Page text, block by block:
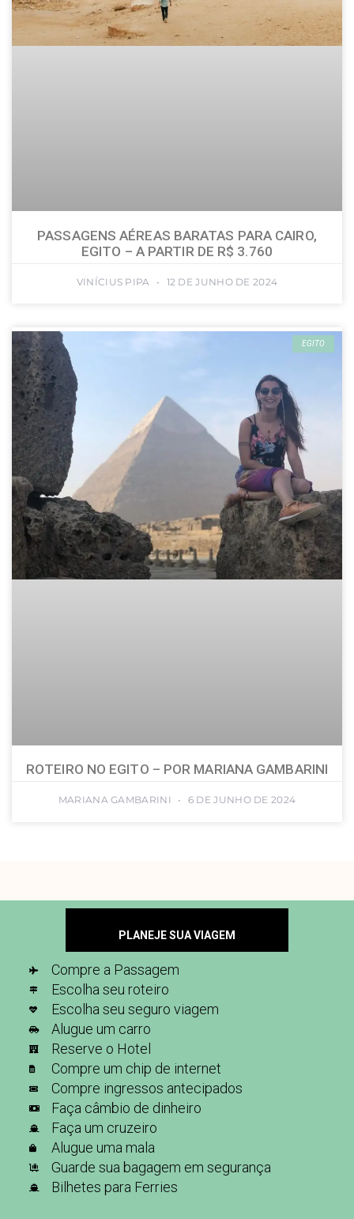
PASSAGENS AÉREAS BARATAS PARA CAIRO,
EGITO – A PARTIR DE R$ 3.760
VINÍCIUS PIPA 12 DE JUNHO DE 2024
EGITO
ROTEIRO NO EGITO – POR MARIANA GAMBARINI
MARIANA GAMBARINI 6 DE JUNHO DE 2024
PLANEJE SUA VIAGEM
Compre a Passagem
Escolha seu roteiro
Escolha seu seguro viagem
Alugue um carro
Reserve o Hotel
Compre um chip de internet
Compre ingressos antecipados
Faça câmbio de dinheiro
Faça um cruzeiro
Alugue uma mala
Guarde sua bagagem em segurança
Bilhetes para Ferries